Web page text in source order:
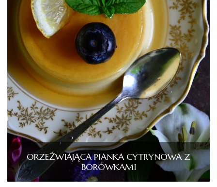
ORZEŹWIAJĄCA PIANKA CYTRYNOWA Z
BORÓWKAMI